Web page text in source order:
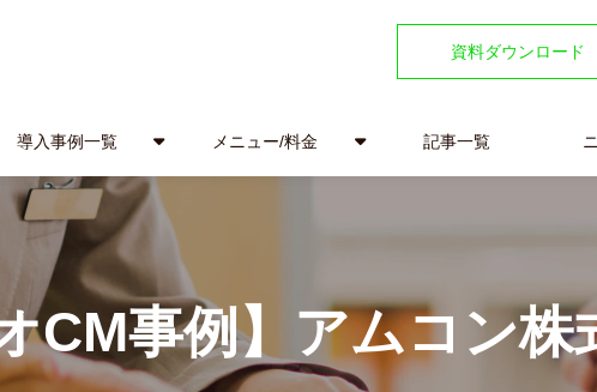
資料ダウンロード
導入事例一覧 メニュー/料金 記事一覧
CM事例】アムコン株